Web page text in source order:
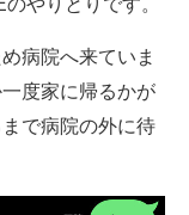
やりとりです。
病院へ来ていま
度家に帰るかが
で病院の外に待